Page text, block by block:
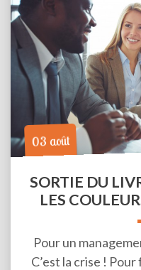
03 août
SORTIE DU
LES
Pour un
C’est la crise !